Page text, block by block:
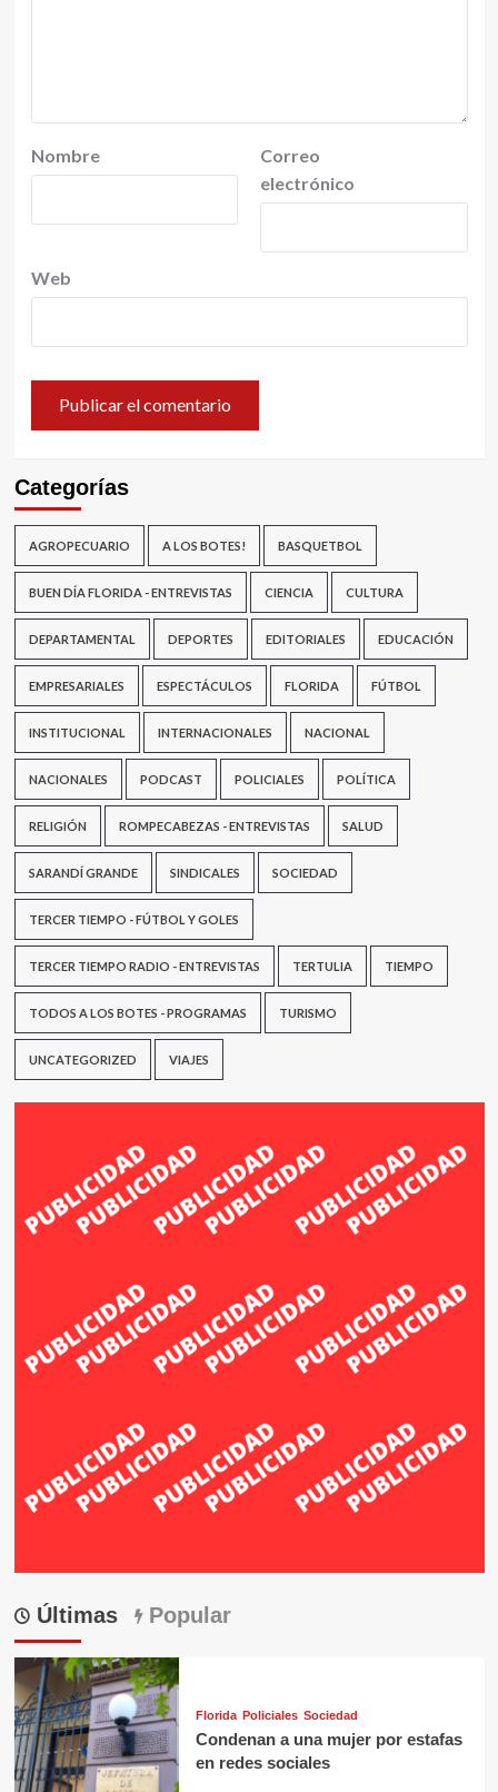
Nombre
Correo
electrónico
Web
Categorías
AGROPECUARIO A LOS BOTES! BASQUETBOL
BUEN DÍA FLORIDA - ENTREVISTAS CIENCIA CULTURA
DEPARTAMENTAL DEPORTES EDITORIALES EDUCACIÓN
EMPRESARIALES ESPECTÁCULOS FLORIDA FÚTBOL
INSTITUCIONAL INTERNACIONALES NACIONAL
NACIONALES PODCAST POLICIALES POLÍTICA
RELIGIÓN ROMPECABEZAS - ENTREVISTAS SALUD
SARANDÍ GRANDE SINDICALES SOCIEDAD
TERCER TIEMPO - FÚTBOL Y GOLES
TERCER TIEMPO RADIO - ENTREVISTAS TERTULIA TIEMPO
TODOS A LOS BOTES - PROGRAMAS TURISMO
UNCATEGORIZED VIAJES
Últimas Popular
Florida Policiales Sociedad
Condenan a una mujer por estafas
en redes sociales